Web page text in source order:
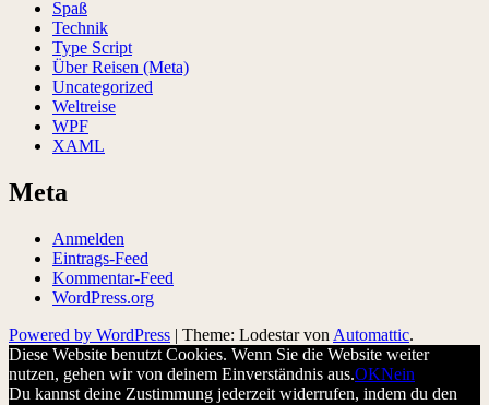
Spaß
Technik
Type Script
Über Reisen (Meta)
Uncategorized
Weltreise
WPF
XAML
Meta
Anmelden
Eintrags-Feed
Kommentar-Feed
WordPress.org
Powered by WordPress | Theme: Lodestar von Automattic.
Diese Website benutzt Cookies. Wenn Sie die Website weiter
nutzen, gehen wir von deinem Einverständnis aus.OKNein
Du kannst deine Zustimmung jederzeit widerrufen, indem du den